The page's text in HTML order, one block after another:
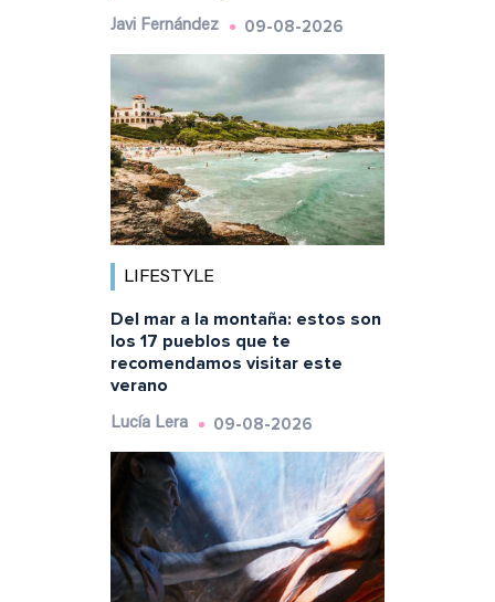
Javi Fernández 09-08-2026
LIFESTYLE
Del mar a la montaña: estos son
los 17 pueblos que te
recomendamos visitar este
verano
Lucía Lera 09-08-2026